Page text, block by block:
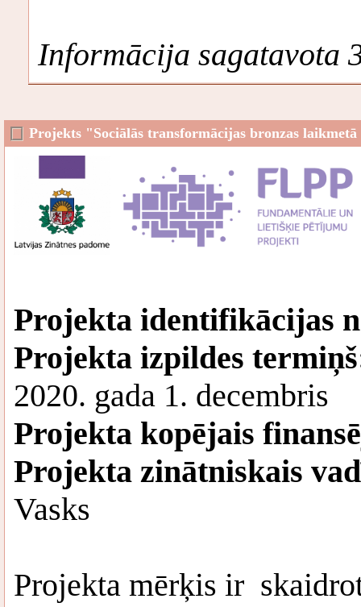
Informācija sagatavota
Projekts "Sociālās transformācijas bronzas laikmetā
Projekta identifikācijas
Projekta izpildes
2020. gada 1. decembris
Projekta kopējais
Projekta zinātniskais
Vasks
Projekta mērķis ir